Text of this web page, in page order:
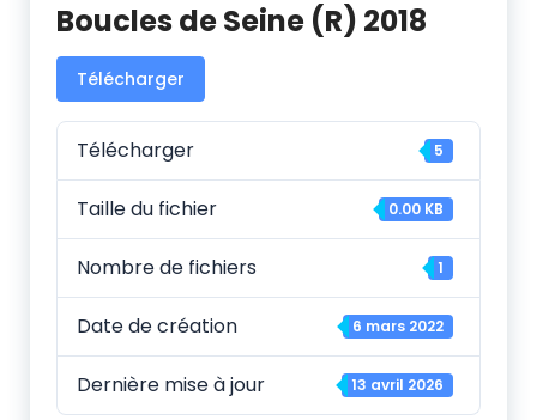
Boucles de Seine (R) 2018
Télécharger
Télécharger 5
Taille du fichier 0.00 KB
Nombre de fichiers 1
Date de création 6 mars 2022
Dernière mise à jour 13 avril 2026